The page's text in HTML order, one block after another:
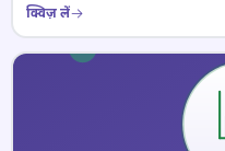
क्विज़ लें